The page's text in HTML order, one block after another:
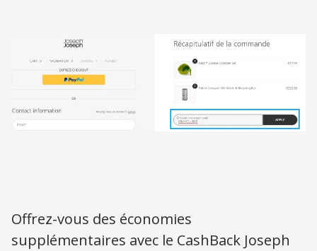
Offrez-vous des économies
supplémentaires avec le CashBack Joseph